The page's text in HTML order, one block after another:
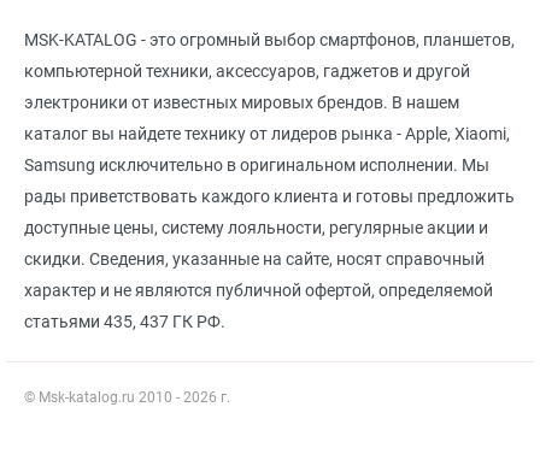
MSK-KATALOG - это огромный выбор смартфонов, планшетов,
компьютерной техники, аксессуаров, гаджетов и другой
электроники от известных мировых брендов. В нашем
каталог вы найдете технику от лидеров рынка - Apple, Xiaomi,
Samsung исключительно в оригинальном исполнении. Мы
рады приветствовать каждого клиента и готовы предложить
доступные цены, систему лояльности, регулярные акции и
скидки. Сведения, указанные на сайте, носят справочный
характер и не являются публичной офертой, определяемой
статьями 435, 437 ГК РФ.
© Msk-katalog.ru 2010 - 2026 г.